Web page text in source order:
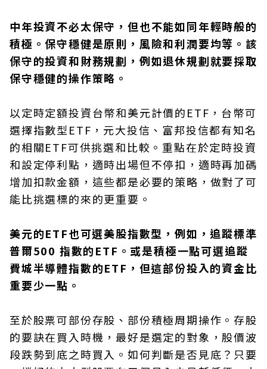
中年投資不必太保守，但也不能如同年輕時般的
積極。保守穩健是原則，風險和利潤要均等。該
保守的投資和財務規劃，例如退休規劃就要採取
保守穩健的操作策略。
以定時定額投資台幣和美元計價的ETF，台幣可
選擇指數型ETF，元大投信、富邦投信都有知名
的相關ETF可供挑選和比較。重點在於定時投資
和設定停利點，適時出場但不停扣，適時再加碼
增加扣款金額，這些都是必要的策略，做對了可
能比挑選標的來的更重要。
美元的ETF也可選美股指數型，例如，追蹤標準
普爾500 指數的ETF。或是積極一點可選追蹤
費城半導體指數的ETF，但這部份投入的資金比
重要少一點。
至於股票可部份存股、部份積極周期操作。存股
的要訣在買入時機，最好是選定的對象，股價波
段跌勢到底之時買入。如何判斷是否見底？只要